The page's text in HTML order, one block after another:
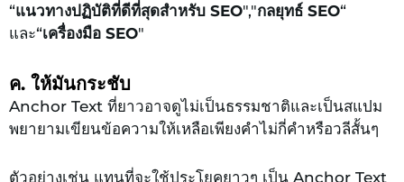
“แนวทางปฏิบัติที่ดีที่สุดสำหรับ SEO","กลยุทธ์ SEO“
และ“เครื่องมือ SEO"
ค. ให้มันกระชับ
Anchor Text ที่ยาวอาจดูไม่เป็นธรรมชาติและเป็นสแปม
พยายามเขียนข้อความให้เหลือเพียงคำไม่กี่คำหรือวลีสั้นๆ
ตัวอย่างเช่น แทนที่จะใช้ประโยคยาวๆ เป็น Anchor Text